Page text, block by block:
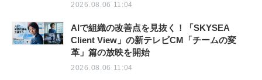
2026.08.06 11:04
AIで組織の改善点を見抜く！「SKYSEA
Client View」の新テレビCM「チームの変
革」篇の放映を開始
2026.08.06 11:04